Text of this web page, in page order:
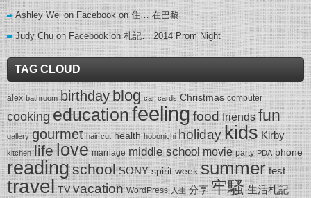
Ashley Wei on Facebookon住… 在巴黎
Judy Chu on Facebookon札記… 2014 Prom Night
TAG CLOUD
alex bathroom birthdayblog car cards Christmas computer
cooking educationfeelingfood friends fun
gallery gourmet hair cut health hobonichi holidaykids Kirby
kitchen lifelove marriage middle school movie party PDA phone
reading school SONY spirit week summer test
travel TV vacation WordPress 人生 分享 牢騷 生活札記